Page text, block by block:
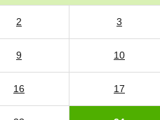
2 3
9 10
16 17